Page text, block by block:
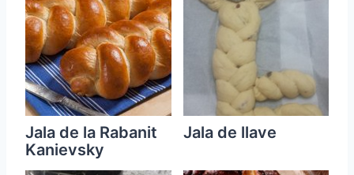
Jala de la Rabanit
Kanievsky
Jala de llave